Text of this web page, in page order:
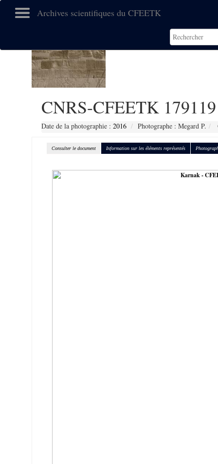
Archives scientifiques du CFEETK
CNRS-CFEETK 179119
Date de la photographie : 2016 Photographe : Megard P.
Consulter le document Information sur les éléments représentés